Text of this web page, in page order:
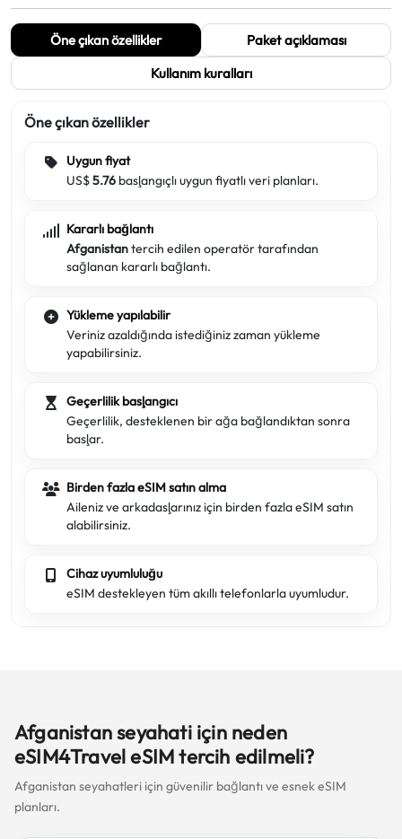
Öne çıkan özellikler
Paket açıklaması
Kullanım kuralları
Öne çıkan özellikler
Uygun fiyat
US$5.76 başlangıçlı uygun fiyatlı veri planları.
Kararlı bağlantı
Afganistantercih edilen operatör tarafından
sağlanan kararlı bağlantı.
Yükleme yapılabilir
Veriniz azaldığında istediğiniz zaman yükleme
yapabilirsiniz.
Geçerlilik başlangıcı
Geçerlilik, desteklenen bir ağa bağlandıktan sonra
başlar.
Birden fazla eSIM satın alma
Aileniz ve arkadaşlarınız için birden fazla eSIM satın
alabilirsiniz.
Cihaz uyumluluğu
eSIM destekleyen tüm akıllı telefonlarla uyumludur.
Afganistan seyahati için neden
eSIM4Travel eSIM tercih edilmeli?
Afganistan seyahatleri için güvenilir bağlantı ve esnek eSIM
planları.